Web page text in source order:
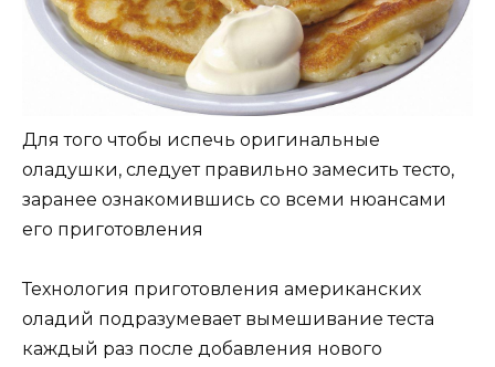
Для того чтобы испечь оригинальные
оладушки, следует правильно замесить тесто,
заранее ознакомившись со всеми нюансами
его приготовления
Технология приготовления американских
оладий подразумевает вымешивание теста
каждый раз после добавления нового